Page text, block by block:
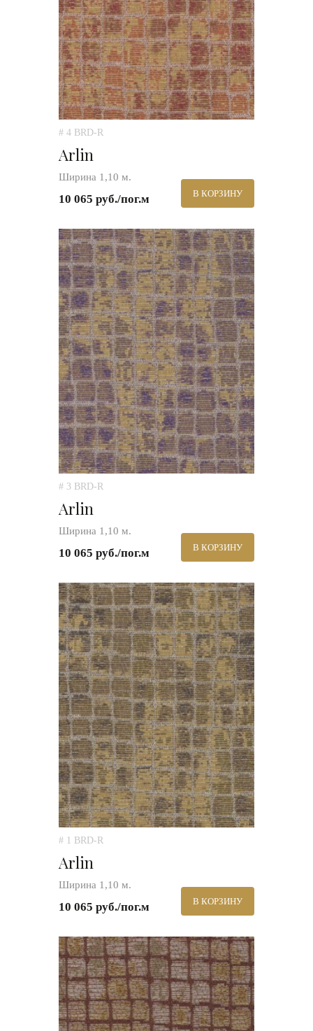
# 4 BRD-R
Arlin
Ширина 1,10 м.
10 065 руб./пог.м В КОРЗИНУ
# 3 BRD-R
Arlin
Ширина 1,10 м.
10 065 руб./пог.м В КОРЗИНУ
# 1 BRD-R
Arlin
Ширина 1,10 м.
10 065 руб./пог.м В КОРЗИНУ